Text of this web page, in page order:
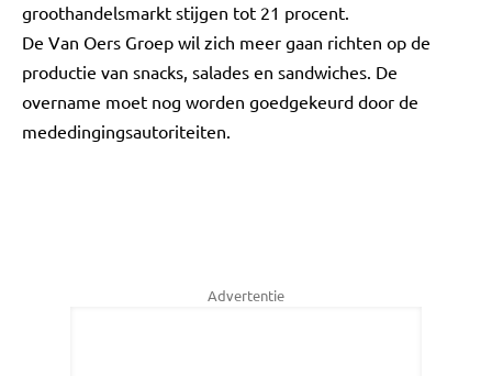
groothandelsmarkt stijgen tot 21 procent.
De Van Oers Groep wil zich meer gaan richten op de
productie van snacks, salades en sandwiches. De
overname moet nog worden goedgekeurd door de
mededingingsautoriteiten.
Advertentie